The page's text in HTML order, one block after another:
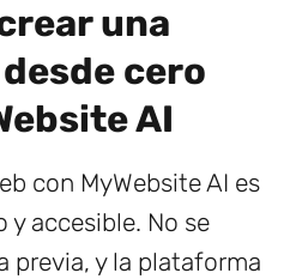
una
cero
AI
con MyWebsite AI es
accesible. No se
previa, y la plataforma